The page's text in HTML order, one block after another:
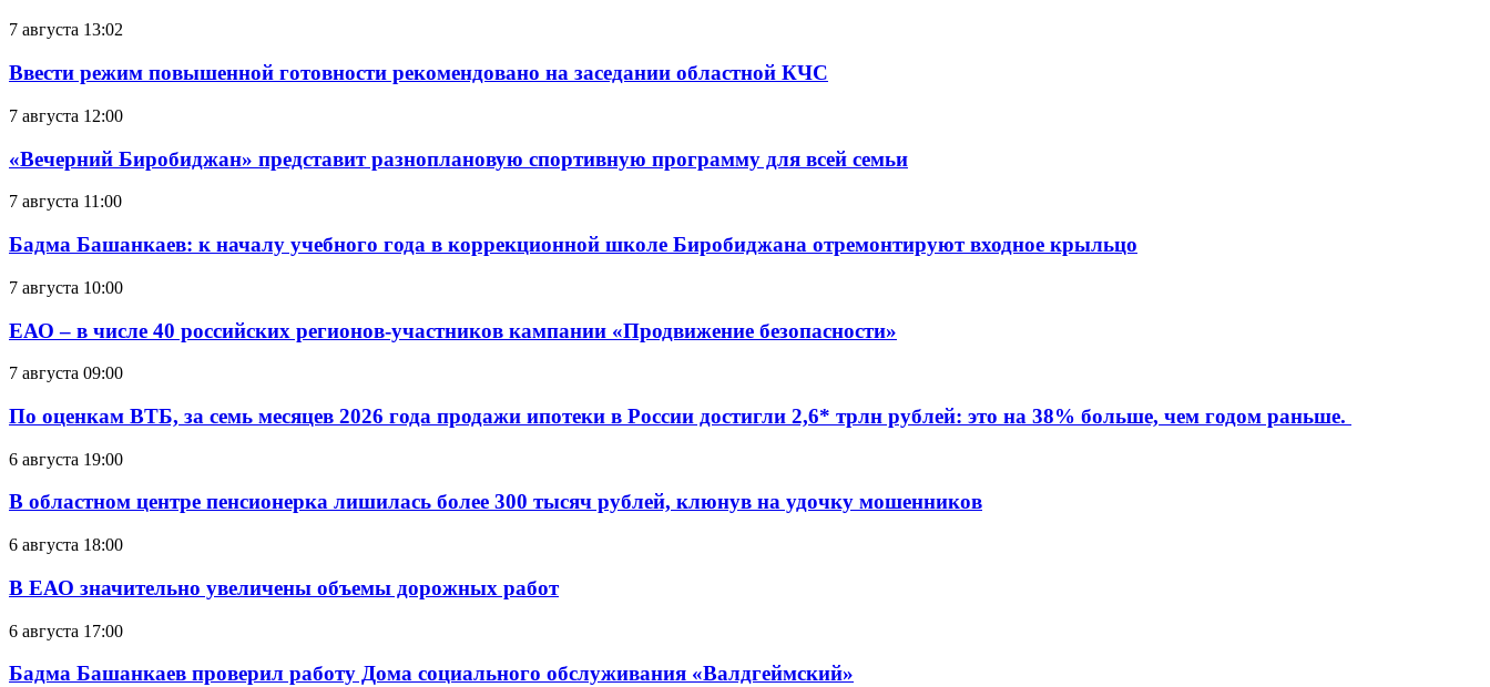
7 августа 13:02
Ввести режим повышенной готовности рекомендовано на заседании областной КЧС
7 августа 12:00
«Вечерний Биробиджан» представит разноплановую спортивную программу для всей семьи
7 августа 11:00
Бадма Башанкаев: к началу учебного года в коррекционной школе Биробиджана отремонтируют входное крыльцо
7 августа 10:00
ЕАО – в числе 40 российских регионов-участников кампании «Продвижение безопасности»
7 августа 09:00
По оценкам ВТБ, за семь месяцев 2026 года продажи ипотеки в России достигли 2,6* трлн рублей: это на 38% больше, чем годом раньше.
6 августа 19:00
В областном центре пенсионерка лишилась более 300 тысяч рублей, клюнув на удочку мошенников
6 августа 18:00
В ЕАО значительно увеличены объемы дорожных работ
6 августа 17:00
Бадма Башанкаев проверил работу Дома социального обслуживания «Валдгеймский»